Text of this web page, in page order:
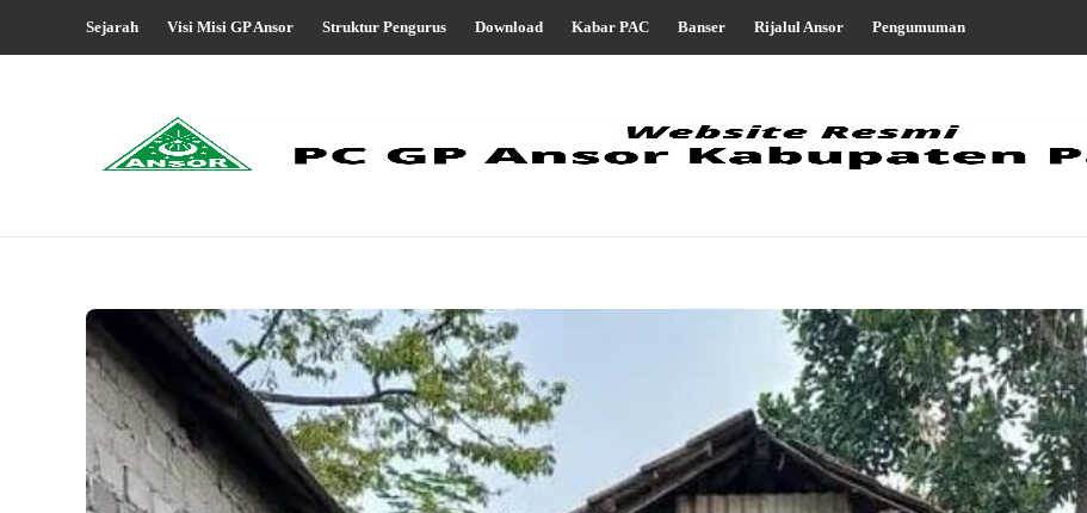
Sejarah Visi Misi GP Ansor Struktur Pengurus Download Kabar PAC Banser Rijalul Ansor Pengumuman